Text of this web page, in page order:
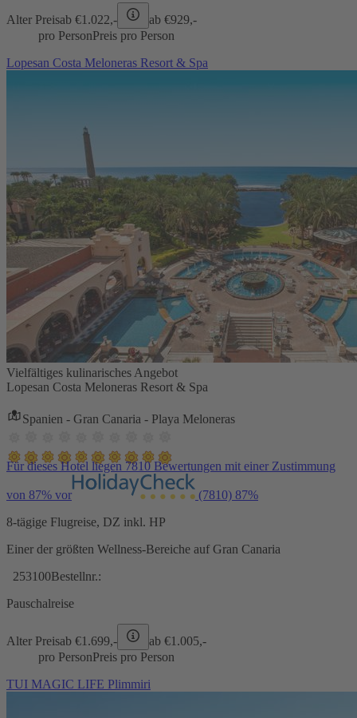
Alter Preisab €1.022,- ab €929,-
pro PersonPreis pro Person
Lopesan Costa Meloneras Resort & Spa
Vielfältiges kulinarisches Angebot
Lopesan Costa Meloneras Resort & Spa
Spanien - Gran Canaria - Playa Meloneras
Für dieses Hotel liegen 7810 Bewertungen mit einer Zustimmung
von 87% vor (7810) 87%
8-tägige Flugreise, DZ inkl. HP
Einer der größten Wellness-Bereiche auf Gran Canaria
253100Bestellnr.:
Pauschalreise
Alter Preisab €1.699,- ab €1.005,-
pro PersonPreis pro Person
TUI MAGIC LIFE Plimmiri